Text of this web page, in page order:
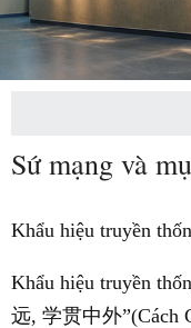
Sứ mạng và
Khẩu hiệu truyền
Khẩu hiệu truyền
远, 学贯中外”(Cách